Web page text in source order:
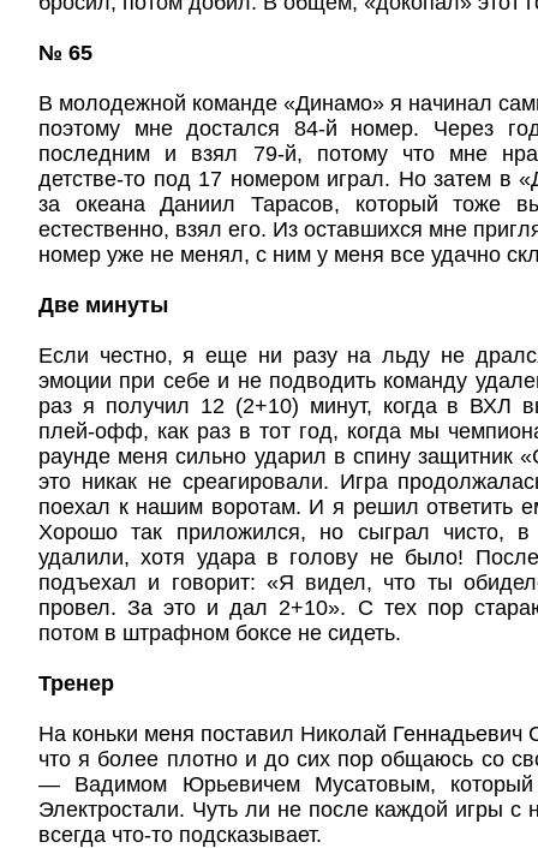
№ 65
В молодежной команде «Динамо» я начинал
поэтому мне достался 84-й номер. Через
последним и взял 79-й, потому что мне
детстве-то под 17 номером играл. Но затем в
за океана Даниил Тарасов, который тоже
естественно, взял его. Из оставшихся мне
номер уже не менял, с ним у меня все удачно
Две минуты
Если честно, я еще ни разу на льду не
эмоции при себе и не подводить команду
раз я получил 12 (2+10) минут, когда в ВХЛ
плей-офф, как раз в тот год, когда мы
раунде меня сильно ударил в спину защитник
это никак не среагировали. Игра
поехал к нашим воротам. И я решил ответить
Хорошо так приложился, но сыграл чисто,
удалили, хотя удара в голову не было!
подъехал и говорит: «Я видел, что ты
провел. За это и дал 2+10». С тех пор
потом в штрафном боксе не сидеть.
Тренер
На коньки меня поставил Николай
что я более плотно и до сих пор общаюсь со
— Вадимом Юрьевичем Мусатовым,
Электростали. Чуть ли не после каждой игры с
всегда что-то подсказывает.